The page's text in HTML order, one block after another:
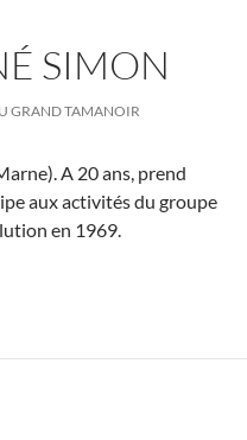
SIMON
GRAND TAMANOIR
A 20 ans, prend
aux activités du groupe
en 1969.
Simon